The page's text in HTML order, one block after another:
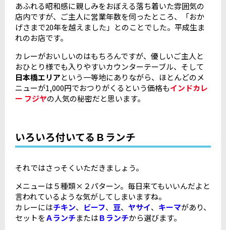
あふれる昭和感に親しみをおぼえる落ち着いた雰囲気の
店内ですが、ご主人に営業年数を伺ったところ、「おか
げさまで20年を越えました」とのことでした。平成生ま
れのお店です。
カレーがおいしいのはもちろんですが、優しいご主人と
おひとり様でも入りやすいカウンターテーブル、そして
日本橋エリアという一等地にありながら、ほとんどのメ
ニューが1,000円でおつりがくるという価格もインドカレ
ー フジヤの人気の秘密だと思います。
いろいろ付いてるＢランチ
それではさっそくいただきましょう。
メニューは５種類×２パターン。毎日来てもいいんだよと
言われているような気がしてしまいますね。
カレーにはチキン、 ビーフ、 豆、 ヤサイ、 キーマがあり、
セットをＡランチまたはＢランチから選びます。